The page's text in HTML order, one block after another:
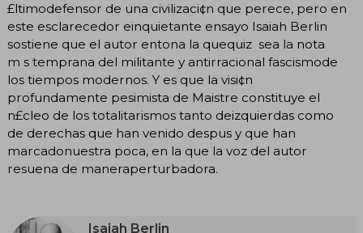
£ltimodefensor de una civilizaci¢n que perece, pero en
este esclarecedor einquietante ensayo Isaiah Berlin
sostiene que el autor entona la quequiz sea la nota
m s temprana del militante y antirracional fascismode
los tiempos modernos. Y es que la visi¢n
profundamente pesimista de Maistre constituye el
n£cleo de los totalitarismos tanto deizquierdas como
de derechas que han venido despus y que han
marcadonuestra poca, en la que la voz del autor
resuena de maneraperturbadora.
Isaiah Berlin